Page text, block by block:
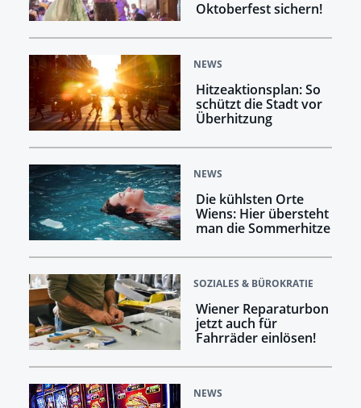
Oktoberfest sichern!
NEWS
Hitzeaktionsplan: So
schützt die Stadt vor
Überhitzung
NEWS
Die kühlsten Orte
Wiens: Hier übersteht
man die Sommerhitze
SOZIALES & BÜROKRATIE
Wiener Reparaturbon
jetzt auch für
Fahrräder einlösen!
NEWS